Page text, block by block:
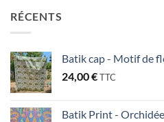
RÉCENTS
Batik cap - Motif de
24,00€TTC
Batik Print -